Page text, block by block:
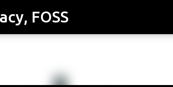
Μετάβαση στο κύριο περιεχόμενο
FOSS